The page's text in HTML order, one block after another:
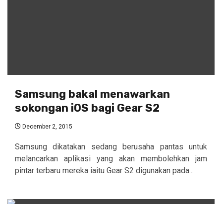
Samsung bakal menawarkan
sokongan iOS bagi Gear S2
December 2, 2015
Samsung dikatakan sedang berusaha pantas untuk
melancarkan aplikasi yang akan membolehkan jam
pintar terbaru mereka iaitu Gear S2 digunakan pada...